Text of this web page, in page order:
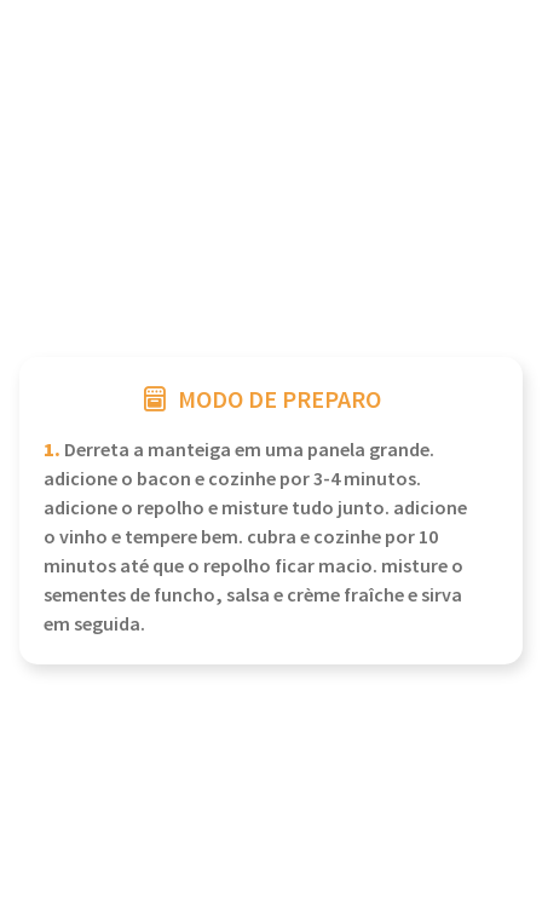
MODO DE PREPARO
1. Derreta a manteiga em uma panela grande.
adicione o bacon e cozinhe por 3-4 minutos.
adicione o repolho e misture tudo junto. adicione
o vinho e tempere bem. cubra e cozinhe por 10
minutos até que o repolho ficar macio. misture o
sementes de funcho, salsa e crème fraîche e sirva
em seguida.